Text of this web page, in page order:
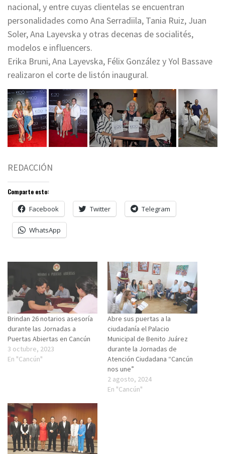
nacional, y entre cuyas clientelas se encuentran
personalidades como Ana Serradiila, Tania Ruiz, Juan
Soler, Ana Layevska y otras decenas de socialités,
modelos e influencers.
Erika Bruni, Ana Layevska, Félix González y Yol Bassave
realizaron el corte de listón inaugural.
REDACCIÓN
Comparte esto:
Facebook Twitter Telegram
WhatsApp
Brindan 26 notarios asesoría
durante las Jornadas a
Puertas Abiertas en Cancún
3 octubre, 2023
En "Cancún"
Abre sus puertas a la
ciudadanía el Palacio
Municipal de Benito Juárez
durante la Jornadas de
Atención Ciudadana “Cancún
nos une”
2 agosto, 2024
En "Cancún"